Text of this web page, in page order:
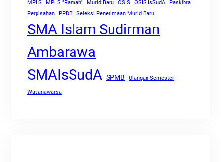
MPLS
MPLS "Ramah" Murid Baru OSIS OSIS IsSudA
Paskibra
Perpisahan
PPDB Seleksi Penerimaan Murid Baru
SMA Islam Sudirman
Ambarawa
SMAIsSudA SPMB Ulangan Semester
Wasanawarsa